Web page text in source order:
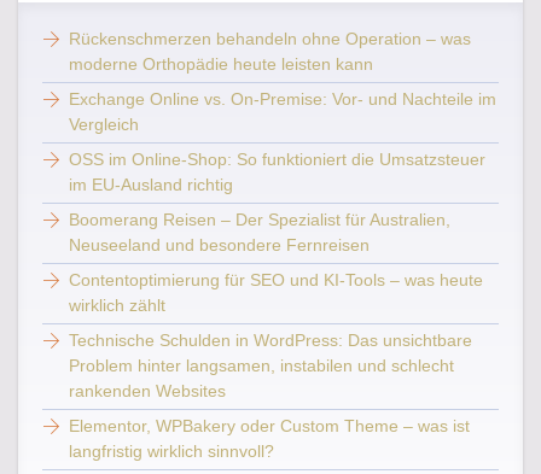
Rückenschmerzen behandeln ohne Operation – was
moderne Orthopädie heute leisten kann
Exchange Online vs. On-Premise: Vor- und Nachteile im
Vergleich
OSS im Online-Shop: So funktioniert die Umsatzsteuer
im EU-Ausland richtig
Boomerang Reisen – Der Spezialist für Australien,
Neuseeland und besondere Fernreisen
Contentoptimierung für SEO und KI-Tools – was heute
wirklich zählt
Technische Schulden in WordPress: Das unsichtbare
Problem hinter langsamen, instabilen und schlecht
rankenden Websites
Elementor, WPBakery oder Custom Theme – was ist
langfristig wirklich sinnvoll?